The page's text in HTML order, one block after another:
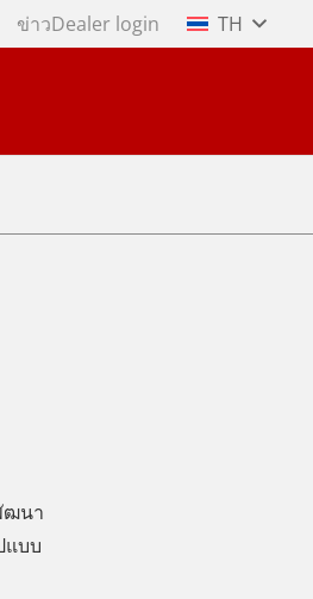
ข่าวDealer login TH
ฒนา
แบบ